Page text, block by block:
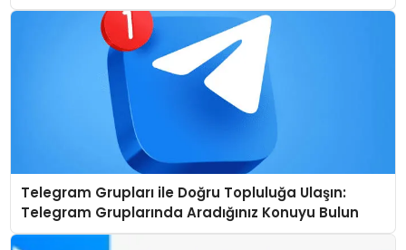
Telegram Grupları ile Doğru Topluluğa Ulaşın:
Telegram Gruplarında Aradığınız Konuyu Bulun